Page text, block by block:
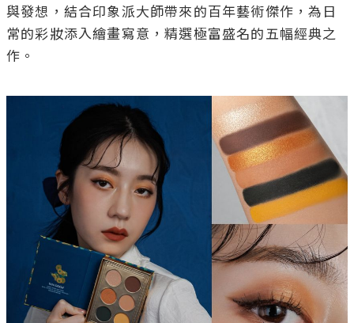
與發想，結合印象派大師帶來的百年藝術傑作，為日
常的彩妝添入繪畫寫意，精選極富盛名的五幅經典之
作。